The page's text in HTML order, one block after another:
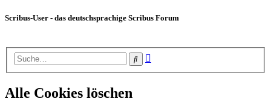
Scribus-User - das deutschsprachige Scribus Forum
Suche
Alle Cookies löschen